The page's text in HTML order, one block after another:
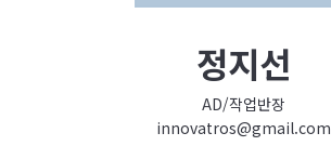
정지선
AD/작업반장
innovatros@gmail.com